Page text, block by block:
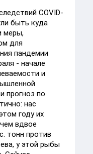
COVID-
быть куда
меры,
для
пандемии
- начале
и
прогноз по
нас
году их
вдвое
тонн против
у этой рыбы